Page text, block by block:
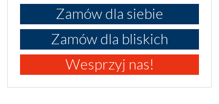
Zamów dla siebie
Zamów dla bliskich
Wesprzyj nas!